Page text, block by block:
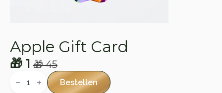
Apple Gift Card
🎁45
Oorspronkelijke
prijs
🎁 1
Huidige
prijs
Gift
Bestellen